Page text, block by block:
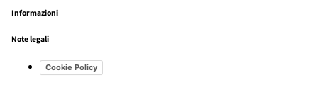
Informazioni
Note legali
Cookie Policy